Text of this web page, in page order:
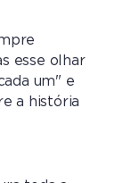
esse olhar
um" e
a história